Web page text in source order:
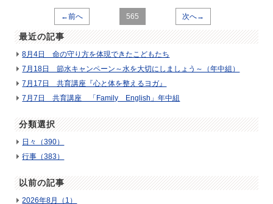
←前へ 565 次へ→
最近の記事
8月4日 命の守り方を体現できたこどもたち
7月18日 節水キャンペーン～水を大切にしましょう～（年中組）
7月17日 共育講座『心と体を整えるヨガ』
7月7日 共育講座 「Family English」年中組
分類選択
日々（390）
行事（383）
以前の記事
2026年8月（1）